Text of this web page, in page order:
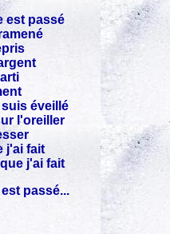
est passé
éveillé
l'oreiller
j'ai fait
j'ai fait
passé...